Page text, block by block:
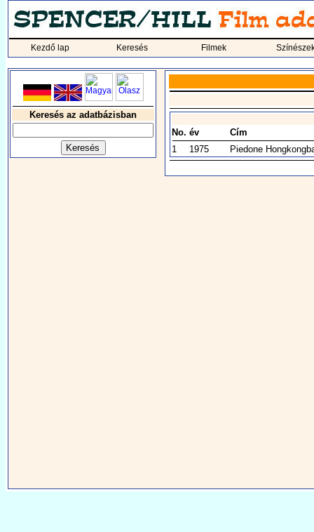
Kezdő lap Keresés Filmek
Keresés az adatbázisban
No. év
Cím
1
1975 Piedone